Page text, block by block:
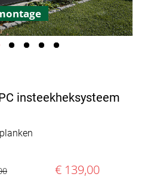
insteekheksysteem
€ 139,00